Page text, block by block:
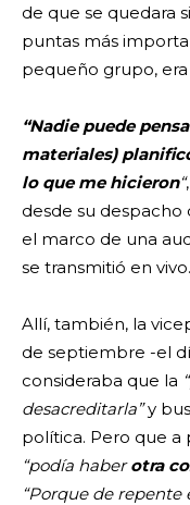
de que se quedara
puntas más
pequeño grupo,
“Nadie puede
materiales)
lo que me hicieron“
desde su despacho
el marco de una
se transmitió en vivo.
Allí, también, la
de septiembre -el
consideraba que la
desacreditarla”y
política. Pero que
“podía haberotra
“Porque de